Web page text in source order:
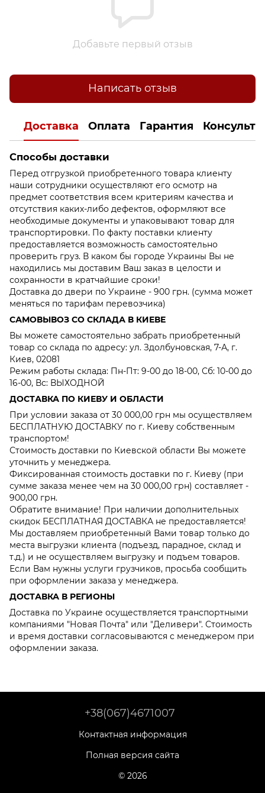
Добавьте первый отзыв
Написать отзыв
Доставка Оплата Гарантия
Способы доставки
Перед отгрузкой приобретенного товара клиенту
наши сотрудники осуществляют его осмотр на
предмет соответствия всем критериям качества и
отсутствия каких-либо дефектов, оформляют все
необходимые документы и упаковывают товар для
транспортировки. По факту поставки клиенту
предоставляется возможность самостоятельно
проверить груз. В каком бы городе Украины Вы не
находились мы доставим Ваш заказ в целости и
сохранности в кратчайшие сроки!
Доставка до двери по Украине - 900 грн. (сумма может
меняться по тарифам перевозчика)
САМОВЫВОЗ СО СКЛАДА В КИЕВЕ
Вы можете самостоятельно забрать приобретенный
товар со склада по адресу: ул. Здолбуновская, 7-А, г.
Киев, 02081
Режим работы склада: Пн-Пт: 9-00 до 18-00, Сб: 10-00 до
16-00, Вс: ВЫХОДНОЙ
ДОСТАВКА ПО КИЕВУ И ОБЛАСТИ
При условии заказа от 30 000,00 грн мы осуществляем
БЕСПЛАТНУЮ ДОСТАВКУ по г. Киеву собственным
транспортом!
Стоимость доставки по Киевской области Вы можете
уточнить у менеджера.
Фиксированная стоимость доставки по г. Киеву (при
сумме заказа менее чем на 30 000,00 грн) составляет -
900,00 грн.
Обратите внимание! При наличии дополнительных
скидок БЕСПЛАТНАЯ ДОСТАВКА не предоставляется!
Мы доставляем приобретенный Вами товар только до
места выгрузки клиента (подъезд, парадное, склад и
т.д.) и не осуществляем выгрузку и подъем товаров.
Если Вам нужны услуги грузчиков, просьба сообщить
при оформлении заказа у менеджера.
ДОСТАВКА В РЕГИОНЫ
Доставка по Украине осуществляется транспортными
компаниями "Новая Почта" или "Деливери". Стоимость
и время доставки согласовываются с менеджером при
оформлении заказа.
+38(067)4671007
Контактная информация
Полная версия сайта
© 2026